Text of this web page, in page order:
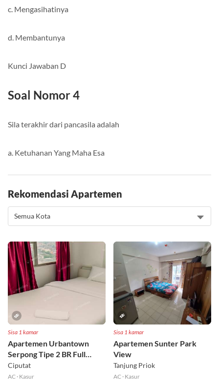
c. Mengasihatinya
d. Membantunya
Kunci Jawaban D
Soal Nomor 4
Sila terakhir dari pancasila adalah
a. Ketuhanan Yang Maha Esa
Rekomendasi Apartemen
Sisa 1 kamar
Apartemen Urbantown
Serpong Tipe 2 BR Full
Furnished Lt 17 Selatan
Ciputat
AC · Kasur
Sisa 1 kamar
Apartemen Sunter Park
View
Tanjung Priok
AC · Kasur